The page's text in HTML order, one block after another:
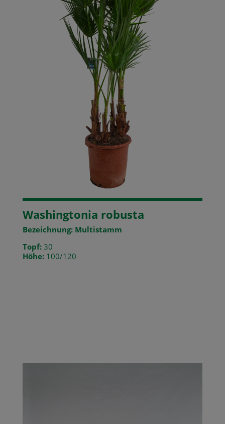
Washingtonia robusta
Bezeichnung: Multistamm
Topf:30
Höhe:100/120